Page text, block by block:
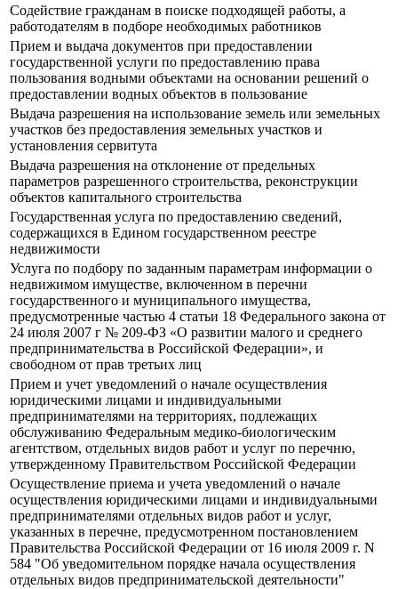
Содействие гражданам в поиске подходящей работы, а
работодателям в подборе необходимых работников
Прием и выдача документов при предоставлении
государственной услуги по предоставлению права
пользования водными объектами на основании решений о
предоставлении водных объектов в пользование
Выдача разрешения на использование земель или земельных
участков без предоставления земельных участков и
установления сервитута
Выдача разрешения на отклонение от предельных
параметров разрешенного строительства, реконструкции
объектов капитального строительства
Государственная услуга по предоставлению сведений,
содержащихся в Едином государственном реестре
недвижимости
Услуга по подбору по заданным параметрам информации о
недвижимом имуществе, включенном в перечни
государственного и муниципального имущества,
предусмотренные частью 4 статьи 18 Федерального закона от
24 июля 2007 г № 209-ФЗ «О развитии малого и среднего
предпринимательства в Российской Федерации», и
свободном от прав третьих лиц
Прием и учет уведомлений о начале осуществления
юридическими лицами и индивидуальными
предпринимателями на территориях, подлежащих
обслуживанию Федеральным медико-биологическим
агентством, отдельных видов работ и услуг по перечню,
утвержденному Правительством Российской Федерации
Осуществление приема и учета уведомлений о начале
осуществления юридическими лицами и индивидуальными
предпринимателями отдельных видов работ и услуг,
указанных в перечне, предусмотренном постановлением
Правительства Российской Федерации от 16 июля 2009 г. N
584 "Об уведомительном порядке начала осуществления
отдельных видов предпринимательской деятельности"